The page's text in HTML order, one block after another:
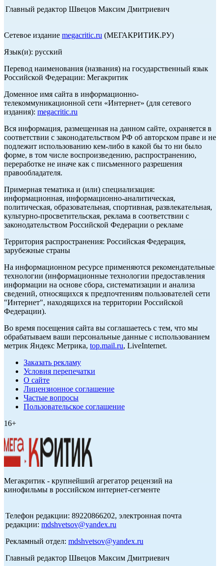
Главный редактор Швецов Максим Дмитриевич
Сетевое издание megacritic.ru (МЕГАКРИТИК.РУ)
Язык(и): русский
Перевод наименования (названия) на государственный язык
Российской Федерации: Мегакритик
Доменное имя сайта в информационно-
телекоммуникационной сети «Интернет» (для сетевого
издания): megacritic.ru
Вся информация, размещенная на данном сайте, охраняется в
соответствии с законодательством РФ об авторском праве и не
подлежит использованию кем-либо в какой бы то ни было
форме, в том числе воспроизведению, распространению,
переработке не иначе как с письменного разрешения
правообладателя.
Примерная тематика и (или) специализация:
информационная, информационно-аналитическая,
политическая, образовательная, спортивная, развлекательная,
культурно-просветительская, реклама в соответствии с
законодательством Российской Федерации о рекламе
Территория распространения: Российская Федерация,
зарубежные страны
На информационном ресурсе применяются рекомендательные
технологии (информационные технологии предоставления
информации на основе сбора, систематизации и анализа
сведений, относящихся к предпочтениям пользователей сети
"Интернет", находящихся на территории Российской
Федерации).
Во время посещения сайта вы соглашаетесь с тем, что мы
обрабатываем ваши персональные данные с использованием
метрик Яндекс Метрика, top.mail.ru, LiveInternet.
Заказать рекламу
Условия перепечатки
О сайте
Лицензионное соглашение
Частые вопросы
Пользовательское соглашение
16+
Мегакритик - крупнейший агрегатор рецензий на
кинофильмы в российском интернет-сегменте
Телефон редакции: 89220866202, электронная почта
редакции: mdshvetsov@yandex.ru
Рекламный отдел: mdshvetsov@yandex.ru
Главный редактор Швецов Максим Дмитриевич